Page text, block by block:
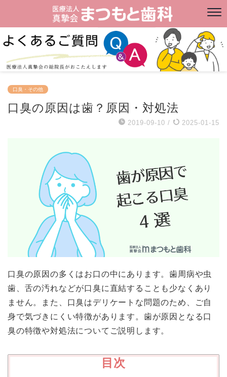
口臭・その他
口臭の原因は歯？原因・対処法
2019-09-10 / 2025-01-15
口臭の原因の多くはお口の中にあります。歯周病や虫
歯、舌の汚れなどが口臭に直結することも少なくあり
ません。また、口臭はデリケートな問題のため、ご自
身で気づきにくい特徴があります。歯が原因となる口
臭の特徴や対処法についてご説明します。
目次